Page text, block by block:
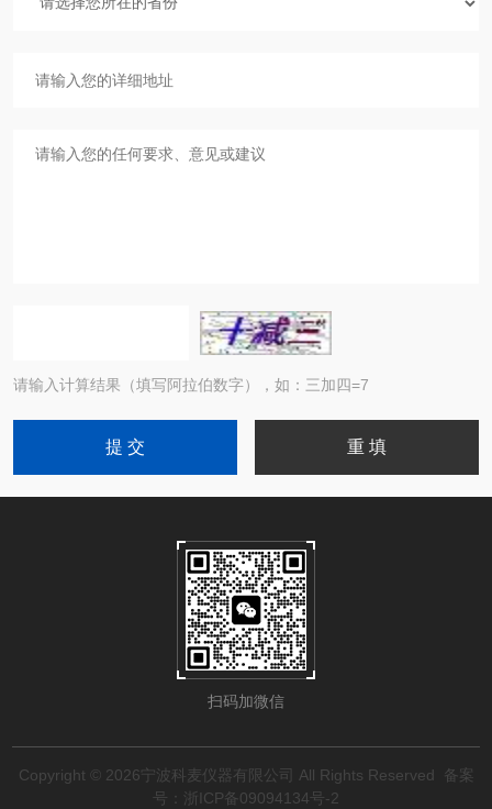
请输入计算结果（填写阿拉伯数字），如：三加四=7
扫码加微信
Copyright © 2026宁波科麦仪器有限公司 All Rights Reserved
备案
号：浙ICP备09094134号-2